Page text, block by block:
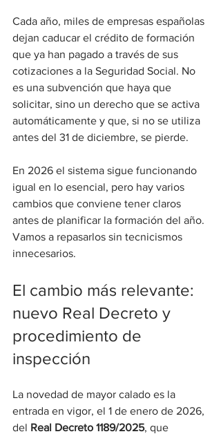
Cada año, miles de empresas españolas
dejan caducar el crédito de formación
que ya han pagado a través de sus
cotizaciones a la Seguridad Social. No
es una subvención que haya que
solicitar, sino un derecho que se activa
automáticamente y que, si no se utiliza
antes del 31 de diciembre, se pierde.
En 2026 el sistema sigue funcionando
igual en lo esencial, pero hay varios
cambios que conviene tener claros
antes de planificar la formación del año.
Vamos a repasarlos sin tecnicismos
innecesarios.
El cambio más relevante:
nuevo Real Decreto y
procedimiento de
inspección
La novedad de mayor calado es la
entrada en vigor, el 1 de enero de 2026,
del Real Decreto 1189/2025, que